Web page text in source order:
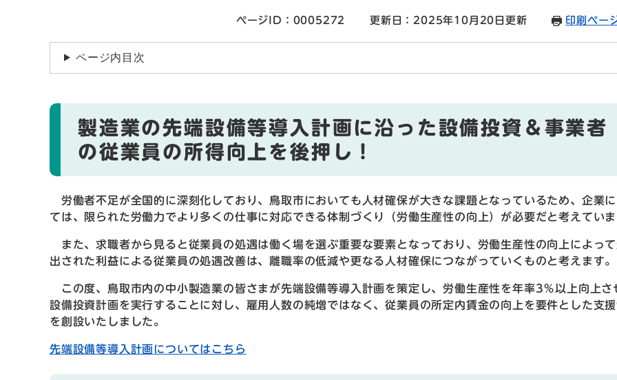
ページID：0005272 更新日：2025年10月20日更新 印刷ペー
ページ内目次
製造業の先端設備等導入計画に沿った設備投資＆事業者
の従業員の所得向上を後押し！
労働者不足が全国的に深刻化しており、鳥取市においても人材確保が大きな課題となっているため、企業
ては、限られた労働力でより多くの仕事に対応できる体制づくり（労働生産性の向上）が必要だと考えてい
また、求職者から見ると従業員の処遇は働く場を選ぶ重要な要素となっており、労働生産性の向上によっ
出された利益による従業員の処遇改善は、離職率の低減や更なる人材確保につながっていくものと考えます。
この度、鳥取市内の中小製造業の皆さまが先端設備等導入計画を策定し、労働生産性を年率3％以上向上さ
設備投資計画を実行することに対し、雇用人数の純増ではなく、従業員の所定内賃金の向上を要件とした支
を創設いたしました。
先端設備等導入計画についてはこちら